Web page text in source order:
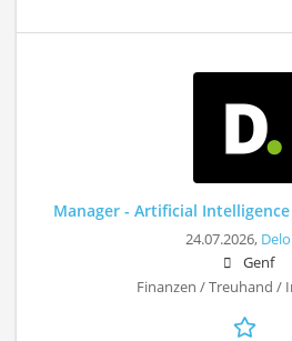
Manager - Artificial
24.07.2026,
Genf
Finanzen / Treuhand /